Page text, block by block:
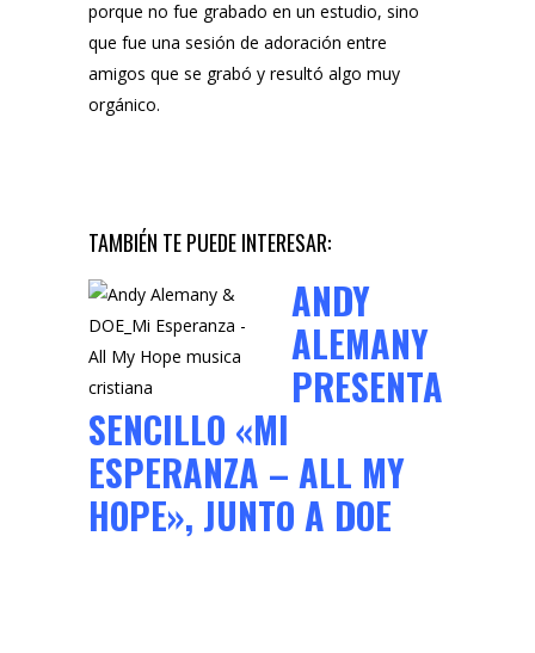
porque no fue grabado en un estudio, sino
que fue una sesión de adoración entre
amigos que se grabó y resultó algo muy
orgánico.
TAMBIÉN TE PUEDE INTERESAR:
ANDY
ALEMANY
PRESENTA
SENCILLO «MI
ESPERANZA – ALL MY
HOPE», JUNTO A DOE